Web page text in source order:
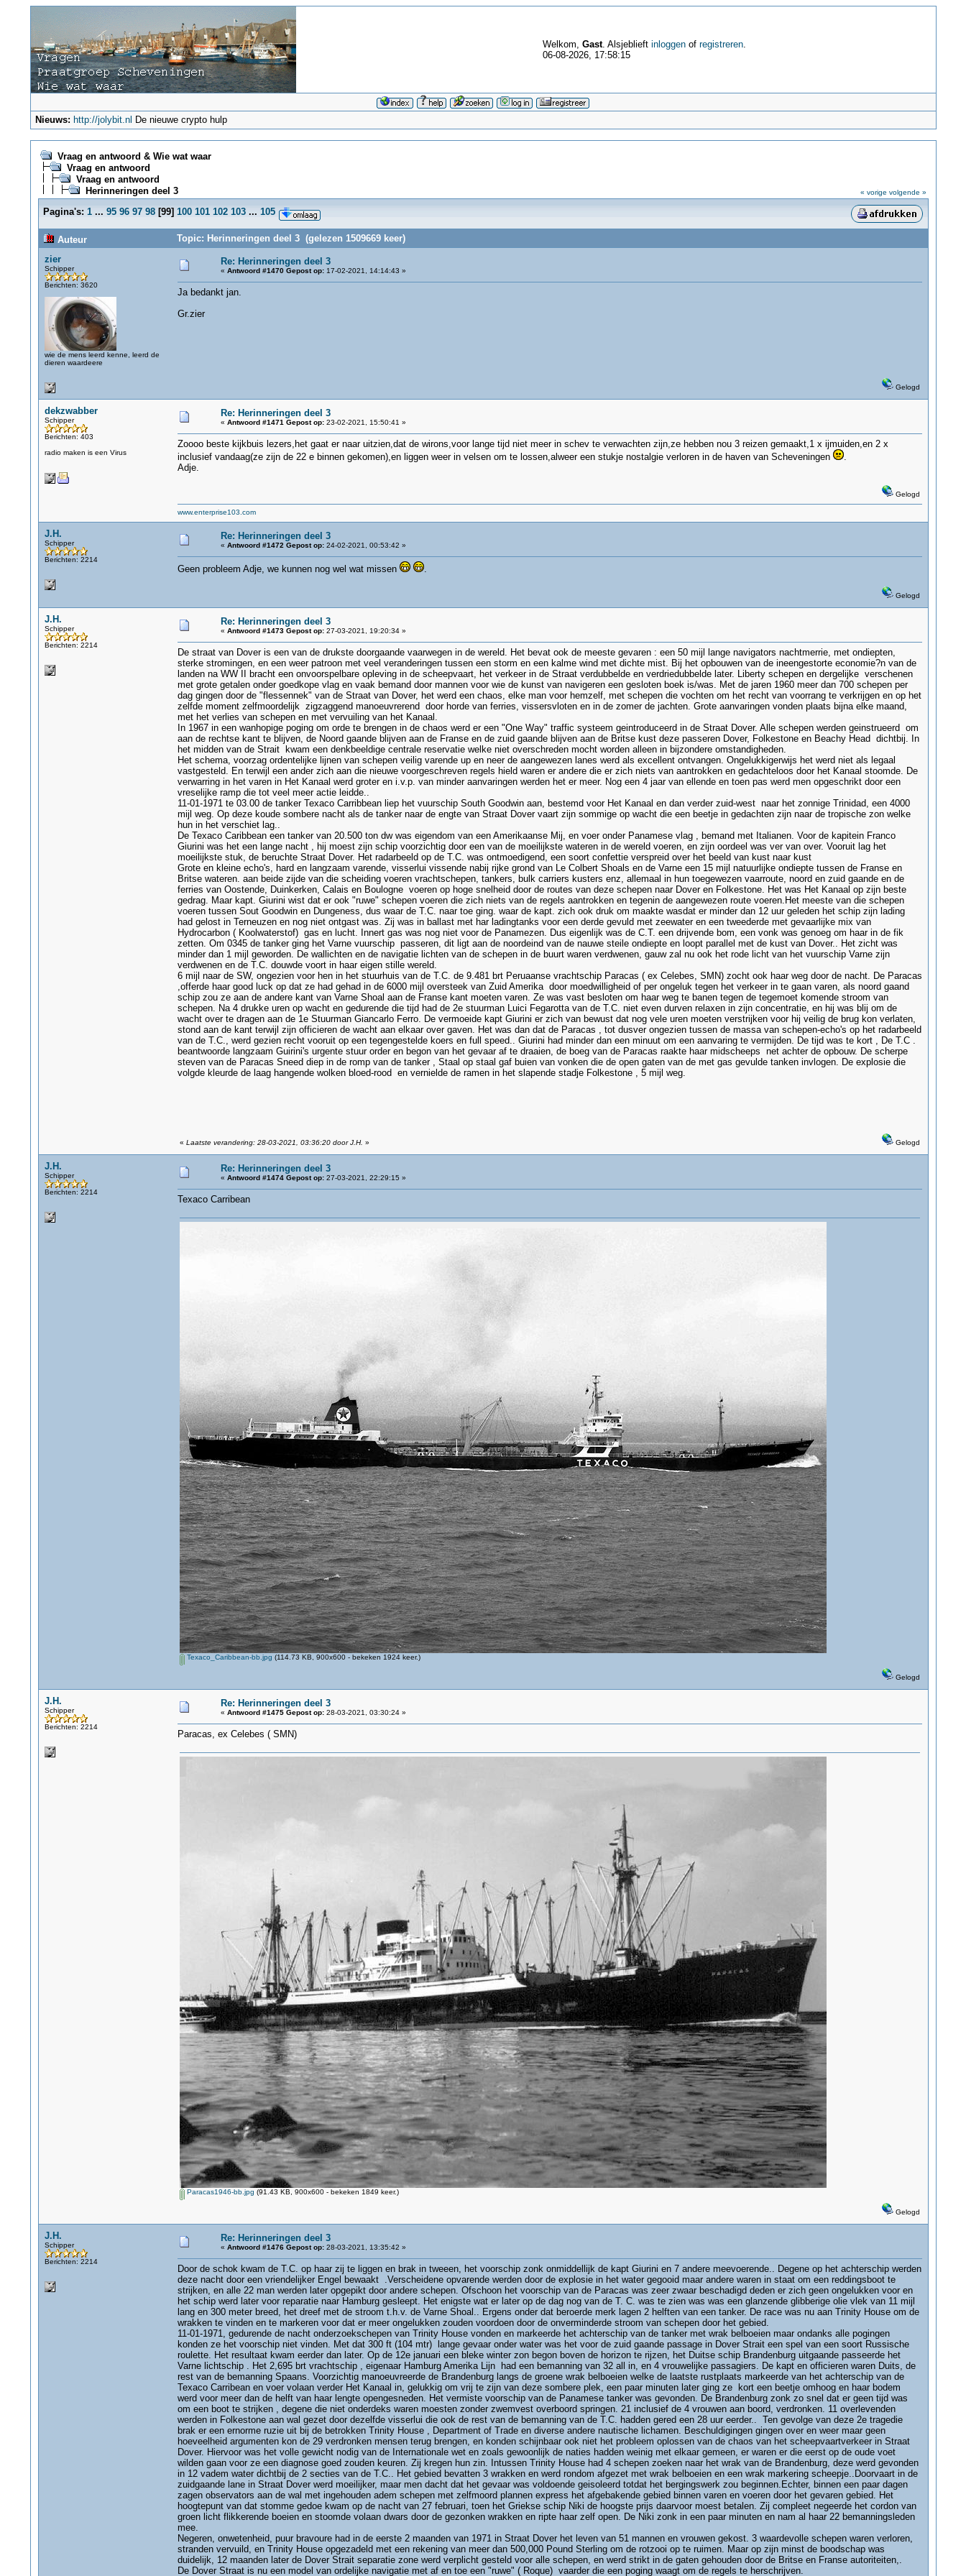
Welkom, Gast. Alsjeblieft inloggenof registreren.
06-08-2026, 17:58:15
Nieuws: http://jolybit.nl De nieuwe crypto hulp
Vraag en antwoord & Wie wat waar
Vraag en antwoord
Vraag en antwoord
Herinneringen deel 3
« vorige volgende »
Pagina's: 1 ... 95 96 97 98[99] 100 101 102 103 ... 105
Auteur
Topic: Herinneringen deel 3 (gelezen 1509669 keer)
zier
Schipper
Berichten: 3620
wie de mens leerd kenne, leerd de
dieren waardeere
Re: Herinneringen deel 3
« Antwoord #1470 Gepost op:17-02-2021, 14:14:43 »
Ja bedankt jan.
Gr.zier
Gelogd
dekzwabber
Schipper
Berichten: 403
radio maken is een Virus
Re: Herinneringen deel 3
« Antwoord #1471 Gepost op:23-02-2021, 15:50:41 »
Zoooo beste kijkbuis lezers,het gaat er naar uitzien,dat de wirons,voor lange tijd niet meer in schev te verwachten zijn,ze hebben nou 3 reizen gemaakt,1 x ijmuiden,en 2 x
inclusief vandaag(ze zijn de 22 e binnen gekomen),en liggen weer in velsen om te lossen,alweer een stukje nostalgie verloren in de haven van Scheveningen
.
Adje.
Gelogd
www.enterprise103.com
J.H.
Schipper
Berichten: 2214
Re: Herinneringen deel 3
« Antwoord #1472 Gepost op:24-02-2021, 00:53:42 »
Geen probleem Adje, we kunnen nog wel wat missen .
Gelogd
J.H.
Schipper
Berichten: 2214
Re: Herinneringen deel 3
« Antwoord #1473 Gepost op:27-03-2021, 19:20:34 »
De straat van Dover is een van de drukste doorgaande vaarwegen in de wereld. Het bevat ook de meeste gevaren : een 50 mijl lange navigators nachtmerrie, met ondiepten,
sterke stromingen, en een weer patroon met veel veranderingen tussen een storm en een kalme wind met dichte mist. Bij het opbouwen van de ineengestorte economie?n van de
landen na WW II bracht een onvoorspelbare opleving in de scheepvaart, het verkeer in de Straat verdubbelde en verdriedubbelde later. Liberty schepen en dergelijke verschenen
met grote getalen onder goedkope vlag en vaak bemand door mannen voor wie de kunst van navigeren een gesloten boek is/was. Met de jaren 1960 meer dan 700 schepen per
dag gingen door de "flessennek" van de Straat van Dover, het werd een chaos, elke man voor hemzelf, met schepen die vochten om het recht van voorrang te verkrijgen en op het
zelfde moment zelfmoordelijk zigzaggend manoeuvrerend door horde van ferries, vissersvloten en in de zomer de jachten. Grote aanvaringen vonden plaats bijna elke maand,
met het verlies van schepen en met vervuiling van het Kanaal.
In 1967 in een wanhopige poging om orde te brengen in de chaos werd er een "One Way" traffic systeem geintroduceerd in de Straat Dover. Alle schepen werden geinstrueerd om
aan de rechtse kant te blijven, de Noord gaande blijven aan de Franse en de zuid gaande blijven aan de Britse kust deze passeren Dover, Folkestone en Beachy Head dichtbij. In
het midden van de Strait kwam een denkbeeldige centrale reservatie welke niet overschreden mocht worden alleen in bijzondere omstandigheden.
Het schema, voorzag ordentelijke lijnen van schepen veilig varende up en neer de aangewezen lanes werd als excellent ontvangen. Ongelukkigerwijs het werd niet als legaal
vastgesteld. En terwijl een ander zich aan die nieuwe voorgeschreven regels hield waren er andere die er zich niets van aantrokken en gedachteloos door het Kanaal stoomde. De
verwarring in het varen in Het Kanaal werd groter en i.v.p. van minder aanvaringen werden het er meer. Nog een 4 jaar van ellende en toen pas werd men opgeschrikt door een
vreselijke ramp die tot veel meer actie leidde..
11-01-1971 te 03.00 de tanker Texaco Carribbean liep het vuurschip South Goodwin aan, bestemd voor Het Kanaal en dan verder zuid-west naar het zonnige Trinidad, een 4000
mijl weg. Op deze koude sombere nacht als de tanker naar de engte van Straat Dover vaart zijn sommige op wacht die een beetje in gedachten zijn naar de tropische zon welke
hun in het verschiet lag..
De Texaco Caribbean een tanker van 20.500 ton dw was eigendom van een Amerikaanse Mij, en voer onder Panamese vlag , bemand met Italianen. Voor de kapitein Franco
Giurini was het een lange nacht , hij moest zijn schip voorzichtig door een van de moeilijkste wateren in de wereld voeren, en zijn oordeel was ver van over. Vooruit lag het
moeilijkste stuk, de beruchte Straat Dover. Het radarbeeld op de T.C. was ontmoedigend, een soort confettie verspreid over het beeld van kust naar kust
Grote en kleine echo's, hard en langzaam varende, visserlui vissende nabij rijke grond van Le Colbert Shoals en de Varne een 15 mijl natuurlijke ondiepte tussen de Franse en
Britse wateren. aan beide zijde van die scheiding voeren vrachtschepen, tankers, bulk carriers kusters enz, allemaal in hun toegewezen vaarroute, noord en zuid gaande en de
ferries van Oostende, Duinkerken, Calais en Boulogne voeren op hoge snelheid door de routes van deze schepen naar Dover en Folkestone. Het was Het Kanaal op zijn beste
gedrag. Maar kapt. Giurini wist dat er ook "ruwe" schepen voeren die zich niets van de regels aantrokken en tegenin de aangewezen route voeren.Het meeste van die schepen
voeren tussen Sout Goodwin en Dungeness, dus waar de T.C. naar toe ging. waar de kapt. zich ook druk om maakte wasdat er minder dan 12 uur geleden het schip zijn lading
had gelost in Terneuzen en nog niet ontgast was. Zij was in ballast met har ladingtanks voor een derde gevuld met zeewater en een tweederde met gevaarlijke mix van
Hydrocarbon ( Koolwaterstof) gas en lucht. Innert gas was nog niet voor de Panamezen. Dus eigenlijk was de C.T. een drijvende bom, een vonk was genoeg om haar in de fik
zetten. Om 0345 de tanker ging het Varne vuurschip passeren, dit ligt aan de noordeind van de nauwe steile ondiepte en loopt parallel met de kust van Dover.. Het zicht was
minder dan 1 mijl geworden. De wallichten en de navigatie lichten van de schepen in de buurt waren verdwenen, gauw zal nu ook het rode licht van het vuurschip Varne zijn
verdwenen en de T.C. douwde voort in haar eigen stille wereld.
6 mijl naar de SW, ongezien voor hen in het stuurhuis van de T.C. de 9.481 brt Peruaanse vrachtschip Paracas ( ex Celebes, SMN) zocht ook haar weg door de nacht. De Paracas
,offerde haar good luck op dat ze had gehad in de 6000 mijl oversteek van Zuid Amerika door moedwilligheid of per ongeluk tegen het verkeer in te gaan varen, als noord gaand
schip zou ze aan de andere kant van Varne Shoal aan de Franse kant moeten varen. Ze was vast besloten om haar weg te banen tegen de tegemoet komende stroom van
schepen. Na 4 drukke uren op wacht en gedurende die tijd had de 2e stuurman Luici Fegarotta van de T.C. niet even durven relaxen in zijn concentratie, en hij was blij om de
wacht over te dragen aan de 1e Stuurman Giancarlo Ferro. De vermoeide kapt Giurini er zich van bewust dat nog vele uren moeten verstrijken voor hij veilig de brug kon verlaten,
stond aan de kant terwijl zijn officieren de wacht aan elkaar over gaven. Het was dan dat de Paracas , tot dusver ongezien tussen de massa van schepen-echo's op het radarbeeld
van de T.C., werd gezien recht vooruit op een tegengestelde koers en full speed.. Giurini had minder dan een minuut om een aanvaring te vermijden. De tijd was te kort , De T.C .
beantwoorde langzaam Guirini's urgente stuur order en begon van het gevaar af te draaien, de boeg van de Paracas raakte haar midscheeps net achter de opbouw. De scherpe
steven van de Paracas Sneed diep in de romp van de tanker , Staal op staal gaf buien van vonken die de open gaten van de met gas gevulde tanken invlogen. De explosie die
volgde kleurde de laag hangende wolken bloed-rood en vernielde de ramen in het slapende stadje Folkestone , 5 mijl weg.
« Laatste verandering: 28-03-2021, 03:36:20 door J.H. » Gelogd
J.H.
Schipper
Berichten: 2214
Re: Herinneringen deel 3
« Antwoord #1474 Gepost op:27-03-2021, 22:29:15 »
Texaco Carribean
Texaco_Caribbean-bb.jpg (114.73 KB, 900x600 - bekeken 1924 keer.)
Gelogd
J.H.
Schipper
Berichten: 2214
Re: Herinneringen deel 3
« Antwoord #1475 Gepost op:28-03-2021, 03:30:24 »
Paracas, ex Celebes ( SMN)
Paracas1946-bb.jpg (91.43 KB, 900x600 - bekeken 1849 keer.)
Gelogd
J.H.
Schipper
Berichten: 2214
Re: Herinneringen deel 3
« Antwoord #1476 Gepost op:28-03-2021, 13:35:42 »
Door de schok kwam de T.C. op haar zij te liggen en brak in tweeen, het voorschip zonk onmiddellijk de kapt Giurini en 7 andere meevoerende.. Degene op het achterschip werden
deze nacht door een vriendelijker Engel bewaakt .Verscheidene opvarende werden door de explosie in het water gegooid maar andere waren in staat om een reddingsboot te
strijken, en alle 22 man werden later opgepikt door andere schepen. Ofschoon het voorschip van de Paracas was zeer zwaar beschadigd deden er zich geen ongelukken voor en
het schip werd later voor reparatie naar Hamburg gesleept. Het enigste wat er later op de dag nog van de T. C. was te zien was was een glanzende glibberige olie vlek van 11 mijl
lang en 300 meter breed, het dreef met de stroom t.h.v. de Varne Shoal.. Ergens onder dat beroerde merk lagen 2 helften van een tanker. De race was nu aan Trinity House om de
wrakken te vinden en te markeren voor dat er meer ongelukken zouden voordoen door de onverminderde stroom van schepen door het gebied.
11-01-1971, gedurende de nacht onderzoekschepen van Trinity House vonden en markeerde het achterschip van de tanker met wrak belboeien maar ondanks alle pogingen
konden ze het voorschip niet vinden. Met dat 300 ft (104 mtr) lange gevaar onder water was het voor de zuid gaande passage in Dover Strait een spel van een soort Russische
roulette. Het resultaat kwam eerder dan later. Op de 12e januari een bleke winter zon begon boven de horizon te rijzen, het Duitse schip Brandenburg uitgaande passeerde het
Varne lichtschip . Het 2,695 brt vrachtschip , eigenaar Hamburg Amerika Lijn had een bemanning van 32 all in, en 4 vrouwelijke passagiers. De kapt en officieren waren Duits, de
rest van de bemanning Spaans. Voorzichtig manoeuvreerde de Brandenburg langs de groene wrak belboeien welke de laatste rustplaats markeerde van het achterschip van de
Texaco Carribean en voer volaan verder Het Kanaal in, gelukkig om vrij te zijn van deze sombere plek, een paar minuten later ging ze kort een beetje omhoog en haar bodem
werd voor meer dan de helft van haar lengte opengesneden. Het vermiste voorschip van de Panamese tanker was gevonden. De Brandenburg zonk zo snel dat er geen tijd was
om een boot te strijken , degene die niet onderdeks waren moesten zonder zwemvest overboord springen. 21 inclusief de 4 vrouwen aan boord, verdronken. 11 overlevenden
werden in Folkestone aan wal gezet door dezelfde visserlui die ook de rest van de bemanning van de T.C. hadden gered een 28 uur eerder.. Ten gevolge van deze 2e tragedie
brak er een ernorme ruzie uit bij de betrokken Trinity House , Department of Trade en diverse andere nautische lichamen. Beschuldigingen gingen over en weer maar geen
hoeveelheid argumenten kon de 29 verdronken mensen terug brengen, en konden schijnbaar ook niet het probleem oplossen van de chaos van het scheepvaartverkeer in Straat
Dover. Hiervoor was het volle gewicht nodig van de Internationale wet en zoals gewoonlijk de naties hadden weinig met elkaar gemeen, er waren er die eerst op de oude voet
wilden gaan voor ze een diagnose goed zouden keuren. Zij kregen hun zin. Intussen Trinity House had 4 schepen zoeken naar het wrak van de Brandenburg, deze werd gevonden
in 12 vadem water dichtbij de 2 secties van de T.C.. Het gebied bevatten 3 wrakken en werd rondom afgezet met wrak belboeien en een wrak markering scheepje..Doorvaart in de
zuidgaande lane in Straat Dover werd moeilijker, maar men dacht dat het gevaar was voldoende geisoleerd totdat het bergingswerk zou beginnen.Echter, binnen een paar dagen
zagen observators aan de wal met ingehouden adem schepen met zelfmoord plannen express het afgebakende gebied binnen varen en voeren door het gevaren gebied. Het
hoogtepunt van dat stomme gedoe kwam op de nacht van 27 februari, toen het Griekse schip Niki de hoogste prijs daarvoor moest betalen. Zij compleet negeerde het cordon van
groen licht flikkerende boeien en stoomde volaan dwars door de gezonken wrakken en ripte haar zelf open. De Niki zonk in een paar minuten en nam al haar 22 bemanningsleden
mee.
Negeren, onwetenheid, puur bravoure had in de eerste 2 maanden van 1971 in Straat Dover het leven van 51 mannen en vrouwen gekost. 3 waardevolle schepen waren verloren,
stranden vervuild, en Trinity House opgezadeld met een rekening van meer dan 500,000 Pound Sterling om de rotzooi op te ruimen. Maar op zijn minst de boodschap was
duidelijk, 12 maanden later de Dover Strait separatie zone werd verplicht gesteld voor alle schepen, en werd strikt in de gaten gehouden door de Britse en Franse autoriteiten,.
De Dover Straat is nu een model van ordelijke navigatie met af en toe een "ruwe" ( Roque) vaarder die een poging waagt om de regels te herschrijven.